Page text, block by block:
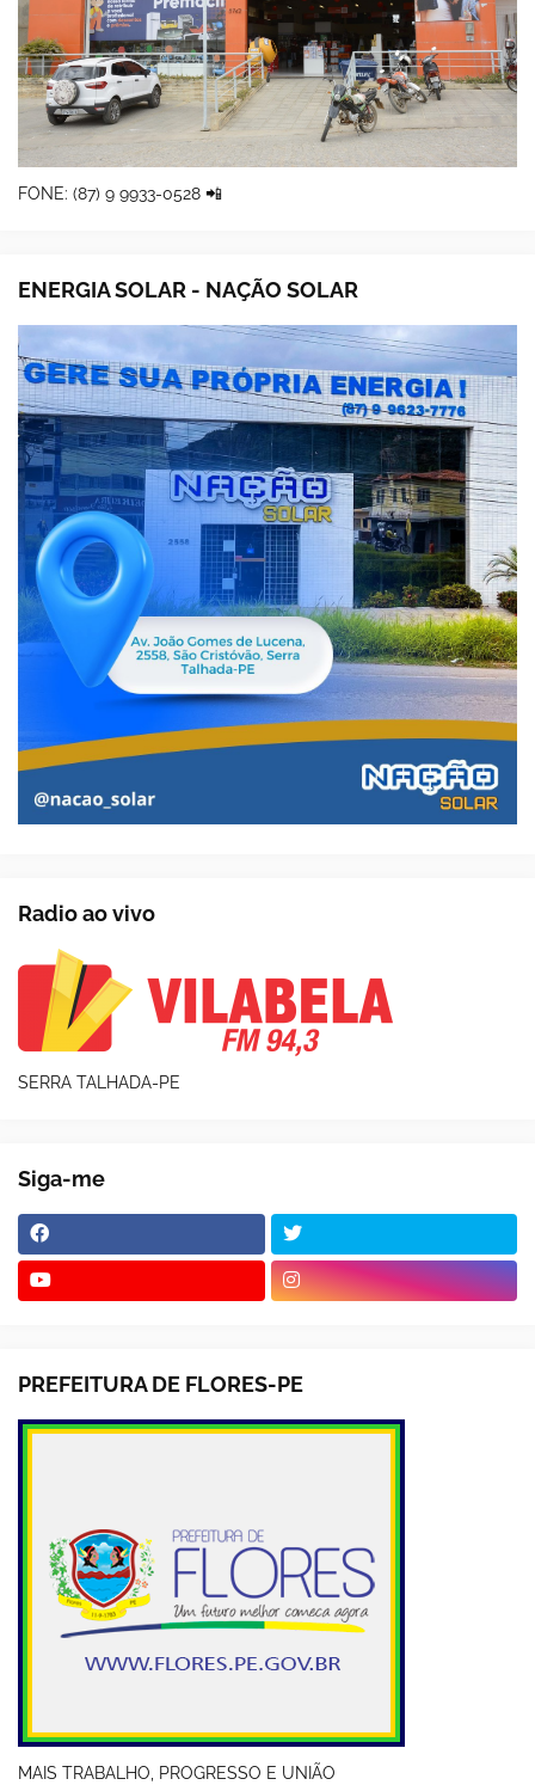
FONE: (87) 9 9933-0528 📲
ENERGIA SOLAR - NAÇÃO SOLAR
Radio ao vivo
SERRA TALHADA-PE
Siga-me
PREFEITURA DE FLORES-PE
MAIS TRABALHO, PROGRESSO E UNIÃO